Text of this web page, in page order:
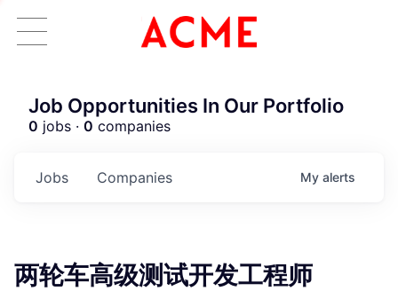
Job Opportunities In Our Portfolio
0 jobs · 0 companies
Jobs Companies My alerts
两轮车高级测试开发工程师